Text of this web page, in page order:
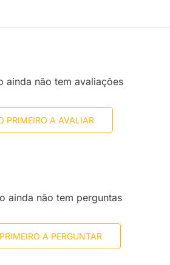
ainda não tem avaliações
PRIMEIRO A AVALIAR
ainda não tem perguntas
A PERGUNTAR